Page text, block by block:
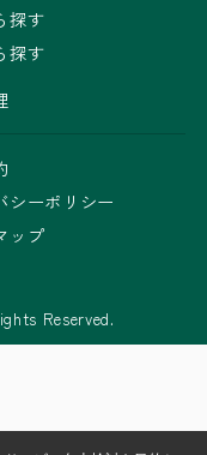
探す
探す
シーポリシー
ップ
Reserved.